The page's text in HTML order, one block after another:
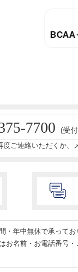
次
7700 (受
ご連絡いただくか、
年中無休で承って
名前・お電話番号